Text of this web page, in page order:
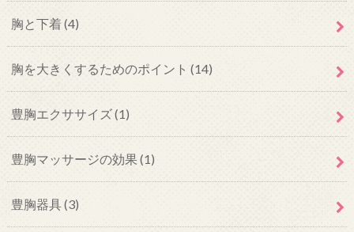
胸と下着(4)
胸を大きくするためのポイント (14)
豊胸エクササイズ(1)
豊胸マッサージの効果(1)
豊胸器具(3)